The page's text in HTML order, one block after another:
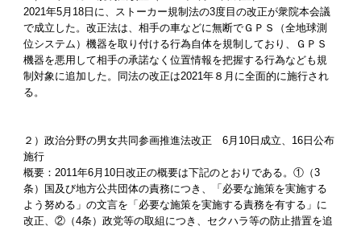
2021年5月18日に、ストーカー規制法の3度目の改正が衆院本会議
で成立した。改正法は、相手の車などに無断でＧＰＳ（全地球測
位システム）機器を取り付ける行為自体を規制しており、ＧＰＳ
機器を悪用して相手の承諾なく位置情報を把握する行為なども規
制対象に追加した。同法の改正は2021年８月に全面的に施行され
る。
２）政治分野の男女共同参画推進法改正　6月10日成立、16日公布
施行
概要：2011年6月10日改正の概要は下記のとおりである。①（3
条）国及び地方公共団体の責務につき、「必要な施策を実施する
よう努める」の文言を「必要な施策を実施する責務を有する」に
改正、②（4条）政党等の取組につき、セクハラ等の防止措置を追